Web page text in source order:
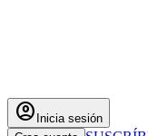
account_circle Inicia sesión